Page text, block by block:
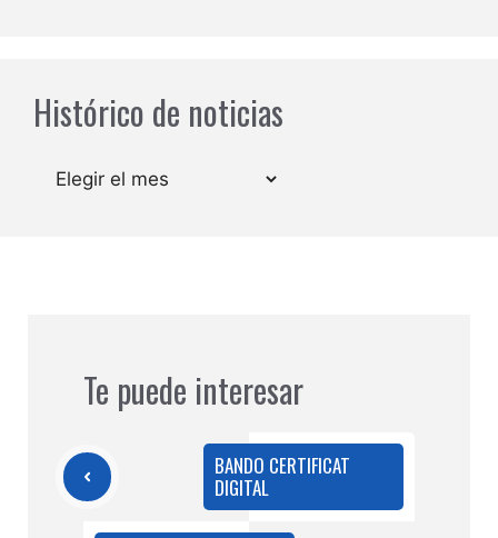
Histórico de noticias
Archivos
Te puede interesar
BANDO CERTIFICAT
DIGITAL